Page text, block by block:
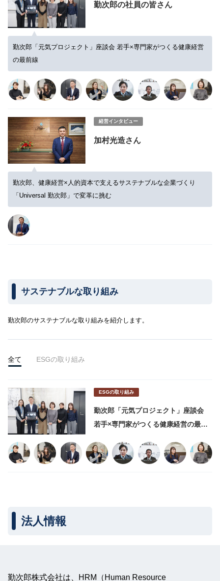
勤次郎の社員の皆さん
勤次郎「元気プロジェクト」座談会 若手×専門家がつくる健康経営
の最前線
経営インタビュー
加村光造さん
勤次郎、健康経営×人的資本で支えるサステナブルな企業づくり
「Universal 勤次郎」で変革に挑む
サステナブルな取り組み
勤次郎のサステナブルな取り組みを紹介します。
全て ESGの取り組み
ESGの取り組み
勤次郎「元気プロジェクト」座談会
若手×専門家がつくる健康経営の最前
法人情報
勤次郎株式会社は、HRM（Human Resource